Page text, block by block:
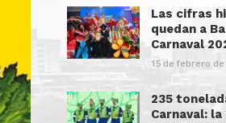
Las cifras
quedan a
Carnaval
15 de febrero de
235
Carnaval: